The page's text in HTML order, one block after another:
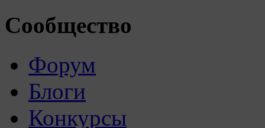
Сообщество
Форум
Блоги
Конкурсы